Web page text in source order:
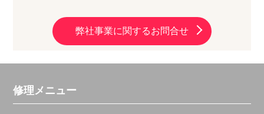
弊社事業に関するお問合せ
修理メニュー